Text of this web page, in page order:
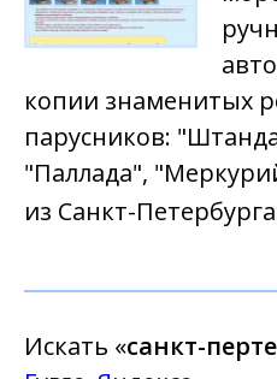
копии знаменитых
парусников:
"Паллада",
из Санкт-
Искать «санкт-